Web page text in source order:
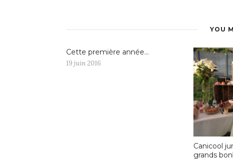
YOU
Cette première année…
19 juin 2016
Canicool
grands